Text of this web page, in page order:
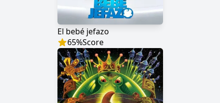
El bebé jefazo
65%Score